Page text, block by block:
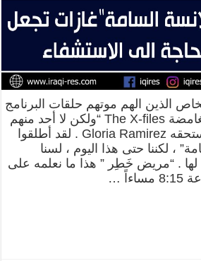
الذين الهم موتهم حلقات البرنامج
التلفزيوني “الملفات الغامضة The X-files “ولكن لا أحد منهم
يستحق ذلك بقدر ما تستحقه Gloria Ramirez . لقد أطلقوا
، لكننا حتى هذا اليوم ، لسنا
. “مريض خَطِر ” هذا ما نعلمه على
…